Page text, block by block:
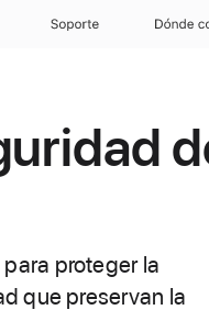
Soporte Dónde
proteger la
que preservan la